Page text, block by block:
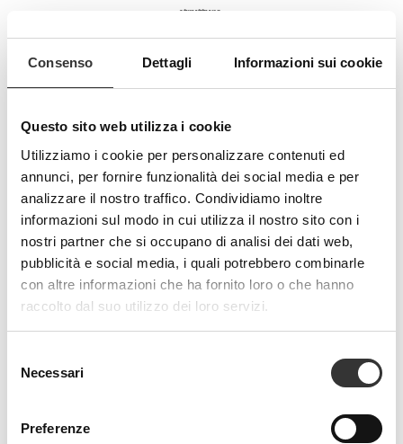
Consenso Dettagli Informazioni sui cookie
Questo sito web utilizza i cookie
Utilizziamo i cookie per personalizzare contenuti ed
annunci, per fornire funzionalità dei social media e per
analizzare il nostro traffico. Condividiamo inoltre
informazioni sul modo in cui utilizza il nostro sito con i
nostri partner che si occupano di analisi dei dati web,
pubblicità e social media, i quali potrebbero combinarle
con altre informazioni che ha fornito loro o che hanno
raccolto dal suo utilizzo dei loro servizi.
delNecessari
Preferenze
struttura.
rende il Ripamonti Residence facile da vivere e immediatamente
I Nostri Focus
Modernità
Design moderno che unisce estetica e praticità: semplicità e innovazione
migliorano l’esperienza d’uso, guidano e ispirano, bilanciando bellezza
e funzionalità.
Indicazioni
visivo semplice e dinamico che cattura l’attenzione, guida gli ospiti e